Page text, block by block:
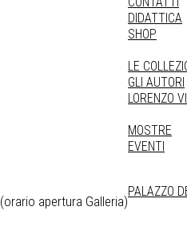
(orario apertura Galleria)
DIDATTICA
SHOP
LE
GLI AUTORI
LORENZO
MOSTRE
EVENTI
PALAZZO